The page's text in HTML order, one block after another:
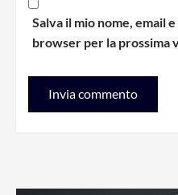
Salva il mio nome, email
browser per la prossima